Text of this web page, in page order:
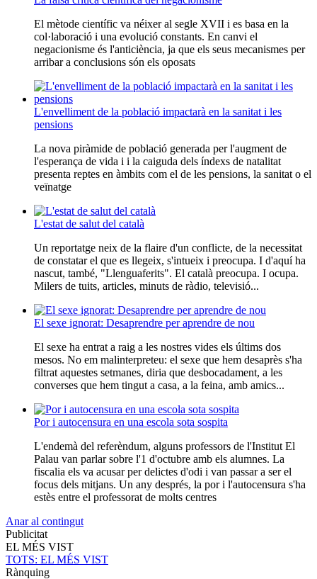
El mètode científic va néixer al segle XVII i es basa en la
col·laboració i una evolució constants. En canvi el
negacionisme és l'anticiència, ja que els seus mecanismes per
arribar a conclusions són els oposats
L'envelliment de la població impactarà en la sanitat i les
pensions
La nova piràmide de població generada per l'augment de
l'esperança de vida i i la caiguda dels índexs de natalitat
presenta reptes en àmbits com el de les pensions, la sanitat o el
veïnatge
L'estat de salut del català
Un reportatge neix de la flaire d'un conflicte, de la necessitat
de constatar el que es llegeix, s'intueix i preocupa. I d'aquí ha
nascut, també, "Llenguaferits". El català preocupa. I ocupa.
Milers de tuits, articles, minuts de ràdio, televisió...
El sexe ignorat: Desaprendre per aprendre de nou
El sexe ha entrat a raig a les nostres vides els últims dos
mesos. No em malinterpreteu: el sexe que hem desaprès s'ha
filtrat aquestes setmanes, diria que desbocadament, a les
converses que hem tingut a casa, a la feina, amb amics...
Por i autocensura en una escola sota sospita
L'endemà del referèndum, alguns professors de l'Institut El
Palau van parlar sobre l'1 d'octubre amb els alumnes. La
fiscalia els va acusar per delictes d'odi i van passar a ser el
focus dels mitjans. Un any després, la por i l'autocensura s'ha
estès entre el professorat de molts centres
Anar al contingut
Publicitat
EL MÉS VIST
TOTS: EL MÉS VIST
Rànquing